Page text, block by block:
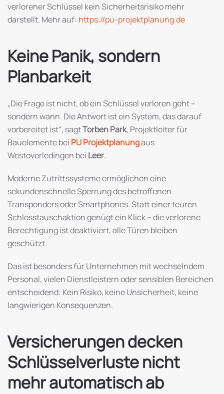
verlorener Schlüssel kein Sicherheitsrisiko mehr
darstellt. Mehr auf: https://pu-projektplanung.de
Keine Panik, sondern
Planbarkeit
„Die Frage ist nicht, ob ein Schlüssel verloren geht –
sondern wann. Die Antwort ist ein System, das darauf
vorbereitet ist“, sagtTorben Park, Projektleiter für
Bauelemente bei PU Projektplanungaus
Westoverledingen bei Leer.
Moderne Zutrittssysteme ermöglichen eine
sekundenschnelle Sperrung des betroffenen
Transponders oder Smartphones. Statt einer teuren
Schlosstauschaktion genügt ein Klick – die verlorene
Berechtigung ist deaktiviert, alle Türen bleiben
geschützt.
Das ist besonders für Unternehmen mit wechselndem
Personal, vielen Dienstleistern oder sensiblen Bereichen
entscheidend: Kein Risiko, keine Unsicherheit, keine
langwierigen Konsequenzen.
Versicherungen decken
Schlüsselverluste nicht
mehr automatisch ab